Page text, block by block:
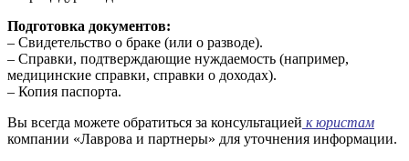
Подготовка документов:
– Свидетельство о браке (или о разводе).
– Справки, подтверждающие нуждаемость (например,
медицинские справки, справки о доходах).
– Копия паспорта.
Вы всегда можете обратиться за консультацией к юристам
компании «Лаврова и партнеры» для уточнения информации.